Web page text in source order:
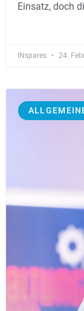
Einsatz, doch
INspares 24.